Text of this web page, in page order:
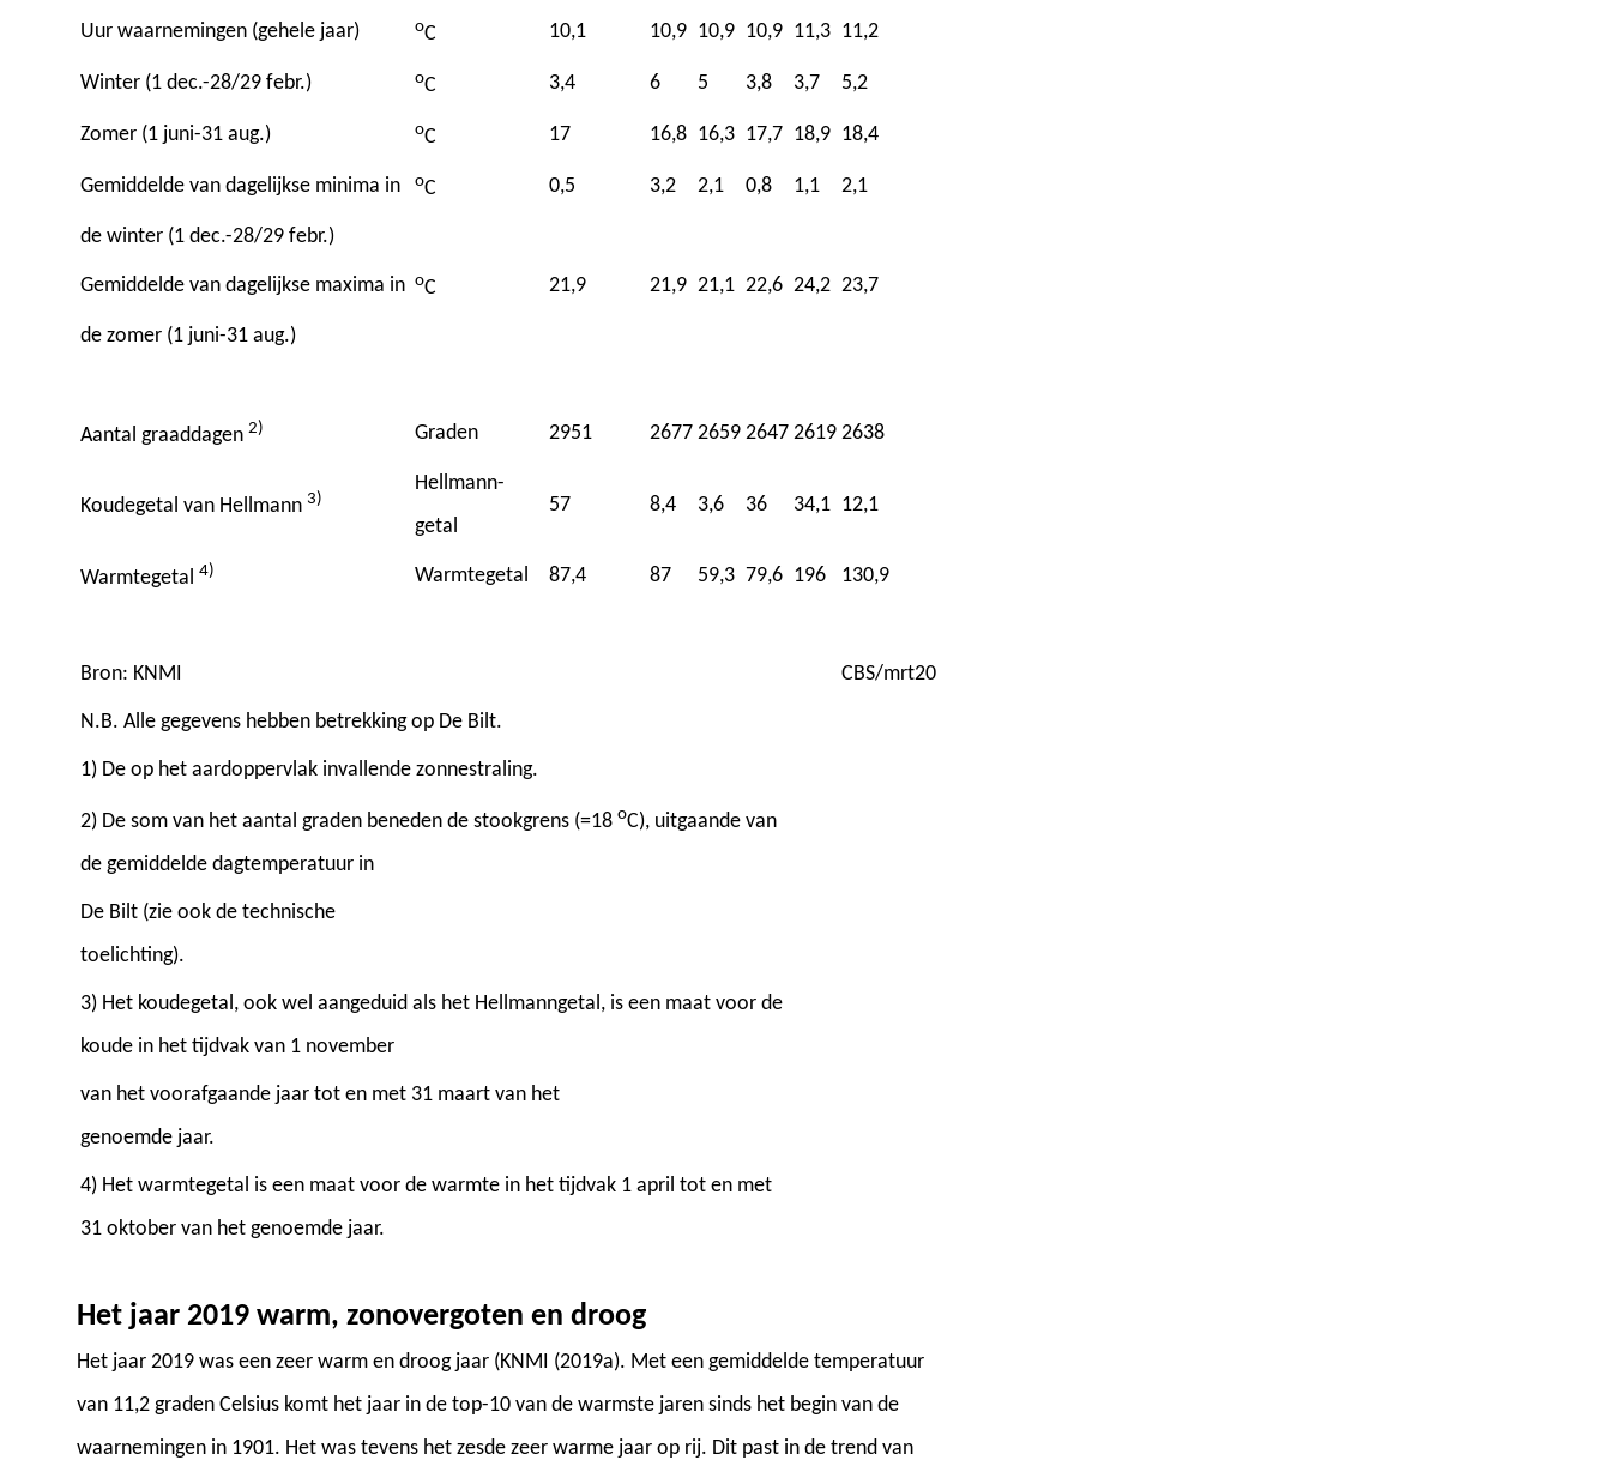
Uur waarnemingen (gehele jaar) oC 10,1 10,9 10,9 10,9 11,3 11,2
Winter (1 dec.-28/29 febr.) oC 3,4 6 5 3,8 3,7 5,2
Zomer (1 juni-31 aug.) oC 17 16,8 16,3 17,7 18,9 18,4
Gemiddelde van dagelijkse minima in oC 0,5 3,2 2,1 0,8 1,1 2,1
de winter (1 dec.-28/29 febr.)
Gemiddelde van dagelijkse maxima in oC 21,9 21,9 21,1 22,6 24,2 23,7
de zomer (1 juni-31 aug.)
Aantal graaddagen 2) Graden 2951 2677 2659 2647 2619 2638
Koudegetal van Hellmann 3)
Hellmann-
getal
57 8,4 3,6 36 34,1 12,1
Warmtegetal 4) Warmtegetal 87,4 87 59,3 79,6 196 130,9
Bron: KNMI CBS/mrt20
N.B. Alle gegevens hebben betrekking op De Bilt.
1) De op het aardoppervlak invallende zonnestraling.
2) De som van het aantal graden beneden de stookgrens (=18 oC), uitgaande van
de gemiddelde dagtemperatuur in
De Bilt (zie ook de technische
toelichting).
3) Het koudegetal, ook wel aangeduid als het Hellmanngetal, is een maat voor de
koude in het tijdvak van 1 november
van het voorafgaande jaar tot en met 31 maart van het
genoemde jaar.
4) Het warmtegetal is een maat voor de warmte in het tijdvak 1 april tot en met
31 oktober van het genoemde jaar.
Het jaar 2019 warm, zonovergoten en droog
Het jaar 2019 was een zeer warm en droog jaar (KNMI (2019a). Met een gemiddelde temperatuur
van 11,2 graden Celsius komt het jaar in de top-10 van de warmste jaren sinds het begin van de
waarnemingen in 1901. Het was tevens het zesde zeer warme jaar op rij. Dit past in de trend van